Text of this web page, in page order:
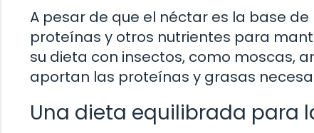
A pesar de que el néctar es la base
proteínas y otros nutrientes para
su dieta con insectos, como moscas,
aportan las proteínas y grasas
Una dieta equilibrada para